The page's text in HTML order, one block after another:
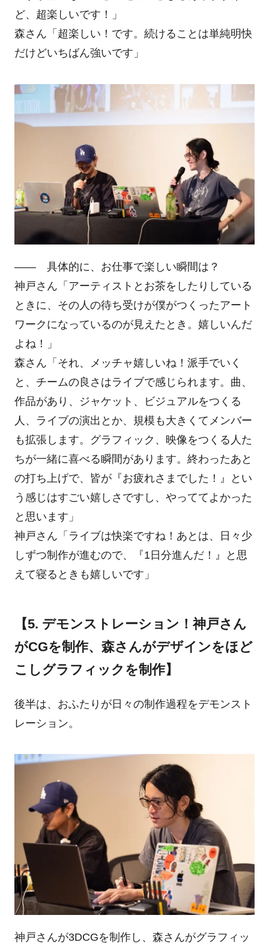
ど、超楽しいです！」
森さん「超楽しい！です。続けることは単純明快
だけどいちばん強いです」
―― 具体的に、お仕事で楽しい瞬間は？
神戸さん「アーティストとお茶をしたりしている
ときに、その人の待ち受けが僕がつくったアート
ワークになっているのが見えたとき。嬉しいんだ
よね！」
森さん「それ、メッチャ嬉しいね！派手でいく
と、チームの良さはライブで感じられます。曲、
作品があり、ジャケット、ビジュアルをつくる
人、ライブの演出とか、規模も大きくてメンバー
も拡張します。グラフィック、映像をつくる人た
ちが一緒に喜べる瞬間があります。終わったあと
の打ち上げで、皆が『お疲れさまでした！』とい
う感じはすごい嬉しさですし、やっててよかった
と思います」
神戸さん「ライブは快楽ですね！あとは、日々少
しずつ制作が進むので、『1日分進んだ！』と思
えて寝るときも嬉しいです」
【5. デモンストレーション！神戸さん
がCGを制作、森さんがデザインをほど
こしグラフィックを制作】
後半は、おふたりが日々の制作過程をデモンスト
レーション。
神戸さんが3DCGを制作し、森さんがグラフィッ